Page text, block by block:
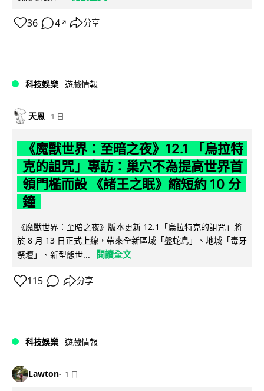
36 4 ↗ 分享
科技娛樂 遊戲情報
天恩 1 日
《魔獸世界：至暗之夜》12.1 「烏拉特
克的詛咒」專訪：巢穴不為提高世界首
領門檻而設 《諸王之眠》縮短約 10 分
鐘
《魔獸世界：至暗之夜》版本更新 12.1「烏拉特克的詛咒」將
於 8 月 13 日正式上線，帶來全新區域「盤蛇島」、地城「毒牙
祭壇」、新型態世...
閱讀全文
115 分享
科技娛樂 遊戲情報
Lawton 1 日